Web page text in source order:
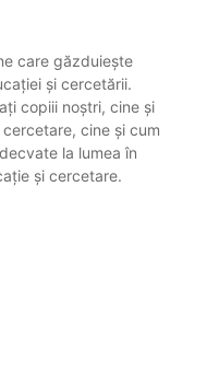
care găzduiește
și cercetării.
copiii noștri, cine și
cine și cum
la lumea în
și cercetare.